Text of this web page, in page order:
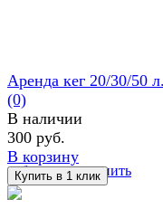
избранное сравнить
Аренда кег 20/30/50
(0)
В наличии
300 руб.
В корзину